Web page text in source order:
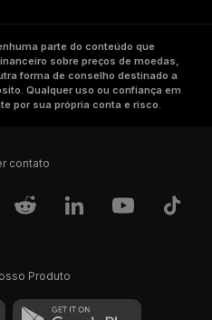
parte do conteúdo que
sobre preços de moedas,
forma de conselho destinado a
Qualquer uso ou confiança em
por sua própria conta e risco.
contato
Produto